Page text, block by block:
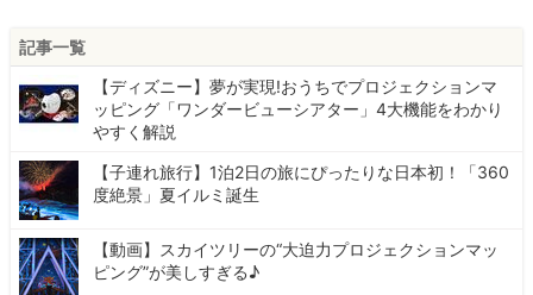
記事一覧
【ディズニー】夢が実現!おうちでプロジェクションマ
ッピング「ワンダービューシアター」4大機能をわかり
やすく解説
【子連れ旅行】1泊2日の旅にぴったりな日本初！「360
度絶景」夏イルミ誕生
【動画】スカイツリーの“大迫力プロジェクションマッ
ピング”が美しすぎる♪